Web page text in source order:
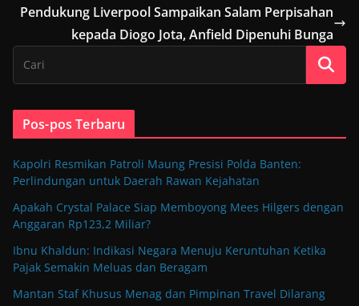
Pendukung Liverpool Sampaikan Salam Perpisahan
kepada Diogo Jota, Anfield Dipenuhi Bunga
Pos-pos Terbaru
Kapolri Resmikan Patroli Maung Presisi Polda Banten:
Perlindungan untuk Daerah Rawan Kejahatan
Apakah Crystal Palace Siap Memboyong Mees Hilgers dengan
Anggaran Rp123,2 Miliar?
Ibnu Khaldun: Indikasi Negara Menuju Keruntuhan Ketika
Pajak Semakin Meluas dan Beragam
Mantan Staf Khusus Menag dan Pimpinan Travel Dilarang